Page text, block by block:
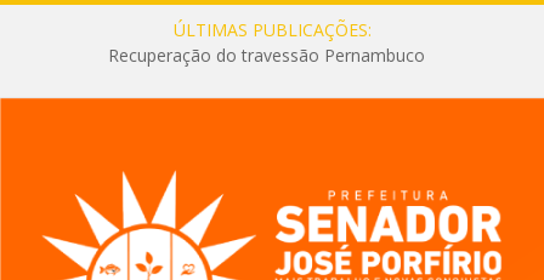
ÚLTIMAS PUBLICAÇÕES:
Recuperação do travessão Pernambuco